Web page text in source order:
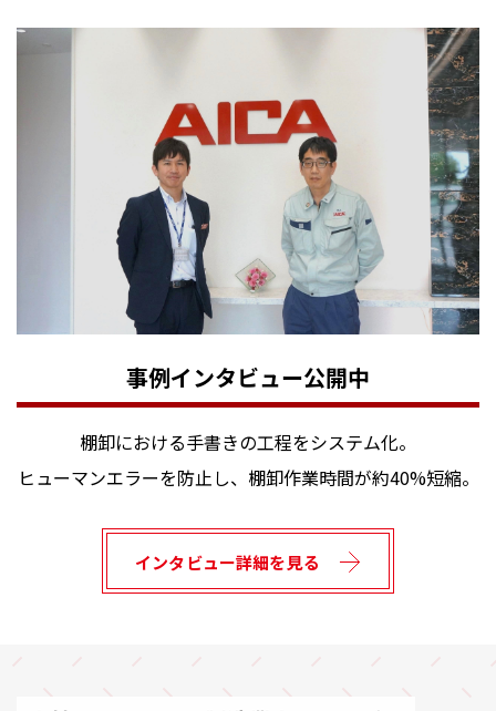
事例インタビュー公開中
棚卸における手書きの工程をシステム化。
ヒューマンエラーを防止し、棚卸作業時間が約40%短縮。
インタビュー詳細を見る